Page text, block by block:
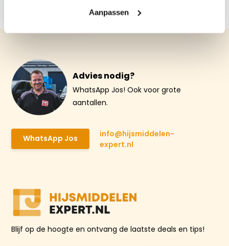
Aanpassen
Advies nodig?
WhatsApp Jos! Ook voor grote
aantallen.
WhatsApp Jos
info@hijsmiddelen-
expert.nl
Blijf op de hoogte en ontvang de laatste deals en tips!